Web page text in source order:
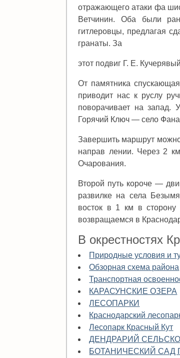
отражающего атаки фа
Ветчинин. Оба были
гитлеровцы, предлагая
гранаты. За
этот подвиг Г. Е.
От памятника
приводит нас к руслу
поворачивает на запад.
Горячий Ключ — село
Завершить маршрут
направ лении. Через 2
Очарования.
Второй путь короче —
развилке на села
восток в 1 км в сторону
возвращаемся в
В окрестностях
Природные условия и
Обзорная схема района
Транспортная
КАРАСУНСКИЕ ОЗЕРА
ЛЕСОПАРКИ
Краснодарский
Лесопарк Красный Кут
ДЕНДРАРИЙ
БОТАНИЧЕСКИЙ САД